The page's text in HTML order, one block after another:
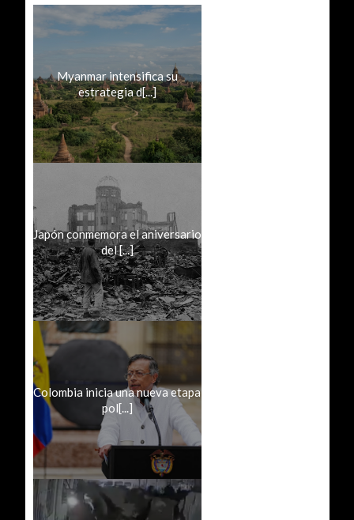
Myanmar intensifica su
estrategia d[...]
Japón conmemora el aniversario
del [...]
Colombia inicia una nueva etapa
pol[...]